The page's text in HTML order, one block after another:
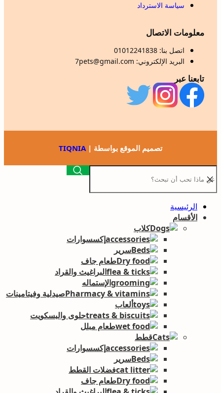
سياسة الاسترداد
معلومات الاتصال
اتصل بنا: 01012241838
البريد الإلكتروني: 7pets@gmail.com
تابعنا عبر
تصميم الموقع بواسطة |TIQNIA
الرئيسية
الأقسام
كلاب
إكسسوارات
سرير
طعام جاف
البراغيث والقراد
الإستماله
صيدلية وفيتامينات
ألعاب
حلوى والبسكويت
طعام مبلل
قطط
إكسسوارات
سرير
فضلات القطط
طعام جاف